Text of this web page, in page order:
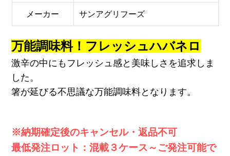
メーカー サンアグリフーズ
万能調味料！フレッシュハバネロ
激辛の中にもフレッシュ感と美味しさを追求しま
した。
箸が延びる不思議な万能調味料となります。
※納期確定後のキャンセル・返品不可
最低発注ロット：混載３ケース～ご発注可能で